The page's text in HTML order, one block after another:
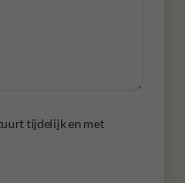
tijdelijk en met